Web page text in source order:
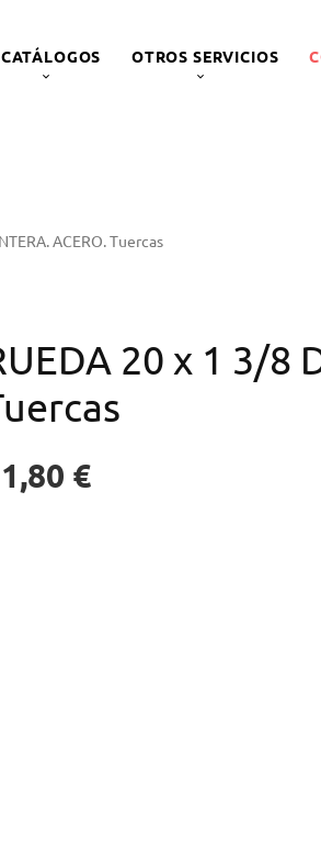
CATÁLOGOS OTROS SERVICIOS
ACERO. Tuercas
20 x 1 3/8
€